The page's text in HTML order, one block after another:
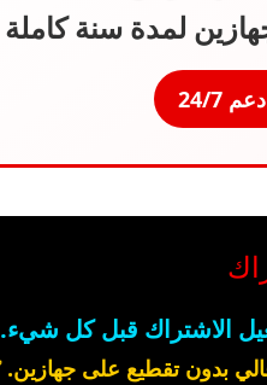
لمدة سنة كاملة
24/7
الاشتراك قبل كل شيء.